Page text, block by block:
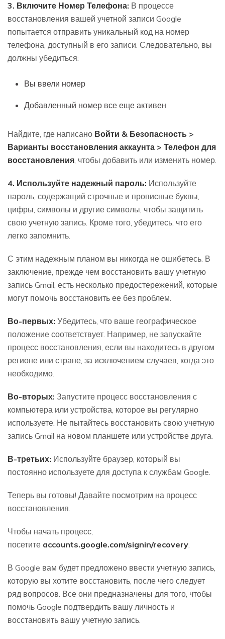
3. Включите Номер Телефона: В процессе
восстановления вашей учетной записи Google
попытается отправить уникальный код на номер
телефона, доступный в его записи. Следовательно, вы
должны убедиться:
Вы ввели номер
Добавленный номер все еще активен
Найдите, где написано Войти & Безопасность >
Варианты восстановления аккаунта > Телефон для
восстановления, чтобы добавить или изменить номер.
4. Используйте надежный пароль: Используйте
пароль, содержащий строчные и прописные буквы,
цифры, символы и другие символы, чтобы защитить
свою учетную запись. Кроме того, убедитесь, что его
легко запомнить.
С этим надежным планом вы никогда не ошибетесь. В
заключение, прежде чем восстановить вашу учетную
запись Gmail, есть несколько предостережений, которые
могут помочь восстановить ее без проблем.
Во-первых: Убедитесь, что ваше географическое
положение соответствует. Например, не запускайте
процесс восстановления, если вы находитесь в другом
регионе или стране, за исключением случаев, когда это
необходимо.
Во-вторых: Запустите процесс восстановления с
компьютера или устройства, которое вы регулярно
используете. Не пытайтесь восстановить свою учетную
запись Gmail на новом планшете или устройстве друга.
В-третьих: Используйте браузер, который вы
постоянно используете для доступа к службам Google.
Теперь вы готовы! Давайте посмотрим на процесс
восстановления.
Чтобы начать процесс,
посетите accounts.google.com/signin/recovery.
В Google вам будет предложено ввести учетную запись,
которую вы хотите восстановить, после чего следует
ряд вопросов. Все они предназначены для того, чтобы
помочь Google подтвердить вашу личность и
восстановить вашу учетную запись.